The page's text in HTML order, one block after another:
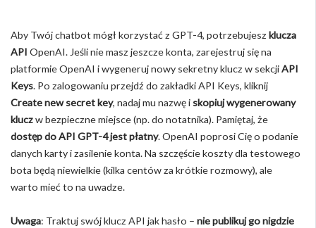
Aby Twój chatbot mógł korzystać z GPT-4, potrzebujesz klucza
API OpenAI. Jeśli nie masz jeszcze konta, zarejestruj się na
platformie OpenAI i wygeneruj nowy sekretny klucz w sekcjiAPI
Keys. Po zalogowaniu przejdź do zakładki API Keys, kliknij
Create new secret key, nadaj mu nazwę i skopiuj wygenerowany
kluczw bezpieczne miejsce (np. do notatnika). Pamiętaj, że
dostęp do API GPT-4 jest płatny. OpenAI poprosi Cię o podanie
danych karty i zasilenie konta. Na szczęście koszty dla testowego
bota będą niewielkie (kilka centów za krótkie rozmowy), ale
warto mieć to na uwadze.
Uwaga: Traktuj swój klucz API jak hasło – nie publikuj go nigdzie